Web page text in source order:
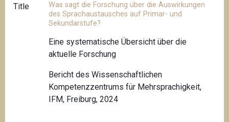
Title
Was sagt die Forschung über die Auswirkungen
des Sprachaustausches auf Primar- und
Sekundarstufe?
Eine systematische Übersicht über die
aktuelle Forschung
Bericht des Wissenschaftlichen
Kompetenzzentrums für Mehrsprachigkeit,
IFM, Freiburg, 2024